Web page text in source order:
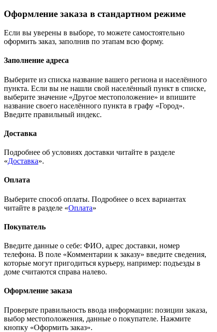
Оформление заказа в стандартном режиме
Если вы уверены в выборе, то можете самостоятельно
оформить заказ, заполнив по этапам всю форму.
Заполнение адреса
Выберите из списка название вашего региона и населённого
пункта. Если вы не нашли свой населённый пункт в списке,
выберите значение «Другое местоположение» и впишите
название своего населённого пункта в графу «Город».
Введите правильный индекс.
Доставка
Подробнее об условиях доставки читайте в разделе
«Доставка».
Оплата
Выберите способ оплаты. Подробнее о всех вариантах
читайте в разделе «Оплата»
Покупатель
Введите данные о себе: ФИО, адрес доставки, номер
телефона. В поле «Комментарии к заказу» введите сведения,
которые могут пригодиться курьеру, например: подъезды в
доме считаются справа налево.
Оформление заказа
Проверьте правильность ввода информации: позиции заказа,
выбор местоположения, данные о покупателе. Нажмите
кнопку «Оформить заказ».